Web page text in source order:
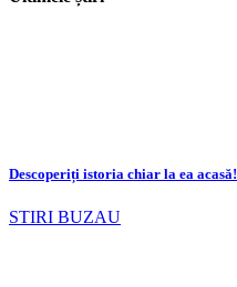
Descoperiți istoria chiar la ea acasă!
STIRI BUZAU